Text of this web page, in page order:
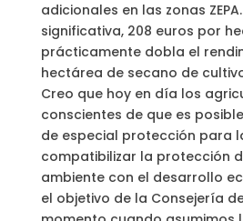
adicionales en las zonas
significativa, 208 euros por
prácticamente dobla el
hectárea de secano de
Creo que hoy en día los
conscientes de que es
de especial protección para
compatibilizar la protección
ambiente con el desarrollo
el objetivo de la Consejería